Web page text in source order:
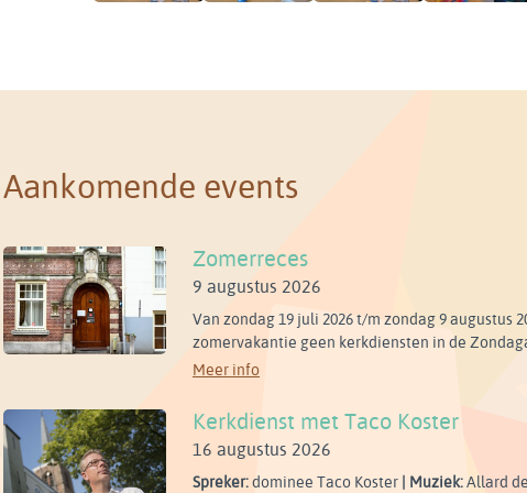
Aankomende events
Zomerreces
9 augustus 2026
Van zondag 19 juli 2026 t/m zondag 9 augustus
zomervakantie geen kerkdiensten in de
Meer info
Kerkdienst met Taco Koster
16 augustus 2026
Spreker:dominee Taco Koster | Muziek:Allard